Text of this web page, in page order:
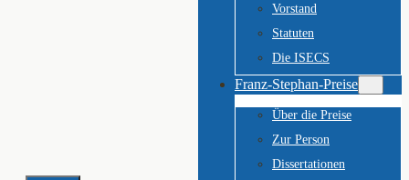
Vorstand
Statuten
Die ISECS
Franz-Stephan-Preise
Über die Preise
Zur Person
Dissertationen